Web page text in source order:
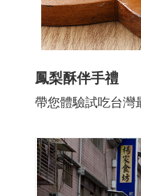
鳳梨酥伴手禮
帶您體驗試吃台灣